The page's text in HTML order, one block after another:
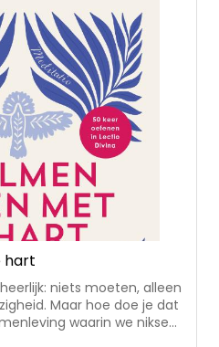
organiseren ze
en maken ze
zodat vrouwen de Bijbel
en leven.
hart
niets moeten, alleen
Maar hoe doe je dat
waarin we niksen